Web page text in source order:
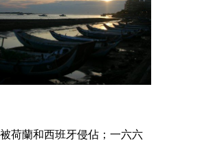
荷蘭和西班牙侵佔；一六六